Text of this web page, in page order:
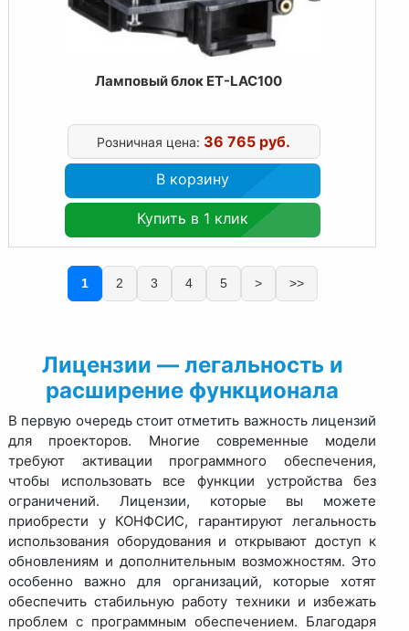
Ламповый блок ET-LAC100
Розничная цена: 36 765 руб.
В корзину
Купить в 1 клик
1 2 3 4 5 > >>
Лицензии — легальность и
расширение функционала
В первую очередь стоит отметить важность лицензий
для проекторов. Многие современные модели
требуют активации программного обеспечения,
чтобы использовать все функции устройства без
ограничений. Лицензии, которые вы можете
приобрести у КОНФСИС, гарантируют легальность
использования оборудования и открывают доступ к
обновлениям и дополнительным возможностям. Это
особенно важно для организаций, которые хотят
обеспечить стабильную работу техники и избежать
проблем с программным обеспечением. Благодаря